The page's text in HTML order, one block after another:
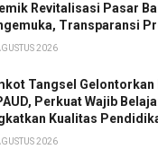
Revitalisasi Pasar
Transparansi
2026
Tangsel Gelontorkan
Perkuat Wajib
Kualitas
2026